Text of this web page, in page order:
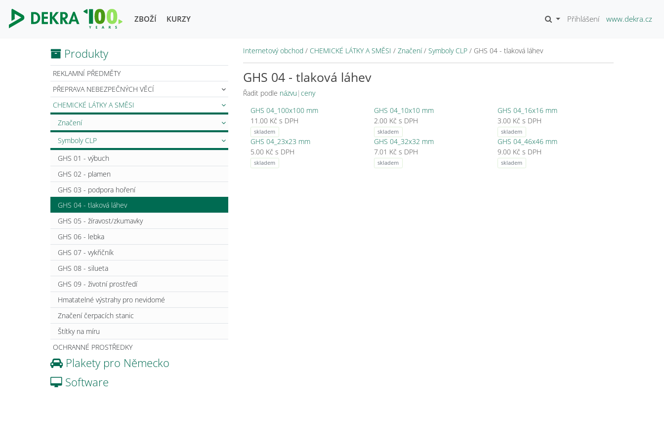
ZBOŽÍ KURZY Přihlášení www.dekra.cz
Produkty
REKLAMNÍ PŘEDMĚTY
PŘEPRAVA NEBEZPEČNÝCH VĚCÍ
CHEMICKÉ LÁTKY A SMĚSI
Značení
Symboly CLP
GHS 01 - výbuch
GHS 02 - plamen
GHS 03 - podpora hoření
GHS 04 - tlaková láhev
GHS 05 - žíravost/zkumavky
GHS 06 - lebka
GHS 07 - vykřičník
GHS 08 - silueta
GHS 09 - životní prostředí
Hmatatelné výstrahy pro nevidomé
Značení čerpacích stanic
Štítky na míru
OCHRANNÉ PROSTŘEDKY
Plakety pro Německo
Software
Internetový obchod / CHEMICKÉ LÁTKY A SMĚSI / Značení/ Symboly CLP / GHS 04 - tlaková láhev
GHS 04 - tlaková láhev
Řadit podle názvu | ceny
GHS 04_100x100 mm
11.00 Kč s DPH
skladem
GHS 04_10x10 mm
2.00 Kč s DPH
skladem
GHS 04_16x16 mm
3.00 Kč s DPH
skladem
GHS 04_23x23 mm
5.00 Kč s DPH
skladem
GHS 04_32x32 mm
7.01 Kč s DPH
skladem
GHS 04_46x46 mm
9.00 Kč s DPH
skladem